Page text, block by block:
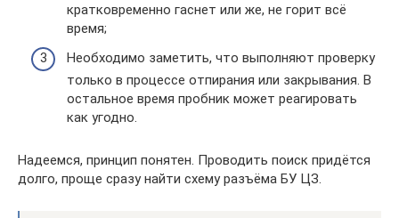
кратковременно гаснет или же, не горит всё
время;
Необходимо заметить, что выполняют проверку
только в процессе отпирания или закрывания. В
остальное время пробник может реагировать
как угодно.
Надеемся, принцип понятен. Проводить поиск придётся
долго, проще сразу найти схему разъёма БУ ЦЗ.